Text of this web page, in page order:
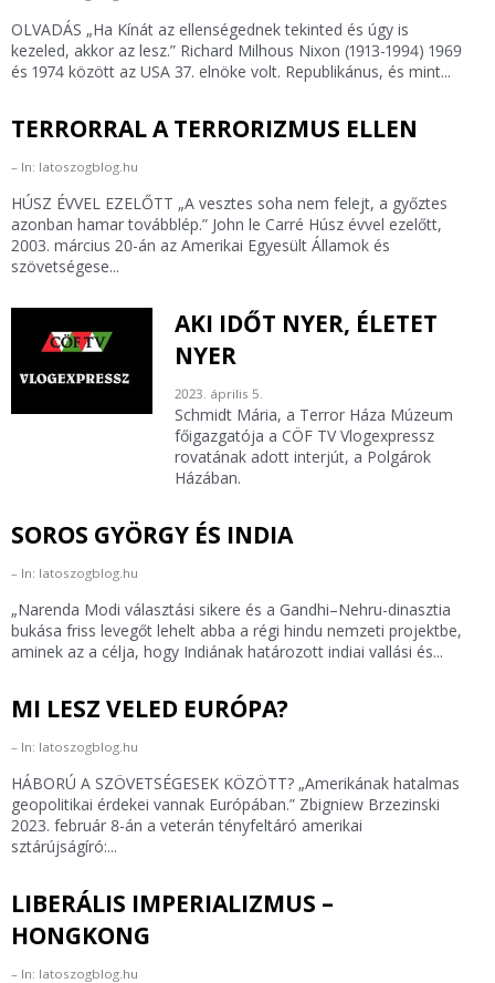
OLVADÁS „Ha Kínát az ellenségednek tekinted és úgy is
kezeled, akkor az lesz.” Richard Milhous Nixon (1913-1994) 1969
és 1974 között az USA 37. elnöke volt. Republikánus, és mint...
TERRORRAL A TERRORIZMUS ELLEN
In: latoszogblog.hu
HÚSZ ÉVVEL EZELŐTT „A vesztes soha nem felejt, a győztes
azonban hamar továbblép.” John le Carré Húsz évvel ezelőtt,
2003. március 20-án az Amerikai Egyesült Államok és
szövetségese...
AKI IDŐT NYER, ÉLETET
NYER
2023. április 5.
Schmidt Mária, a Terror Háza Múzeum
főigazgatója a CÖF TV Vlogexpressz
rovatának adott interjút, a Polgárok
Házában.
SOROS GYÖRGY ÉS INDIA
In: latoszogblog.hu
„Narenda Modi választási sikere és a Gandhi–Nehru-dinasztia
bukása friss levegőt lehelt abba a régi hindu nemzeti projektbe,
aminek az a célja, hogy Indiának határozott indiai vallási és...
MI LESZ VELED EURÓPA?
In: latoszogblog.hu
HÁBORÚ A SZÖVETSÉGESEK KÖZÖTT? „Amerikának hatalmas
geopolitikai érdekei vannak Európában.” Zbigniew Brzezinski
2023. február 8-án a veterán tényfeltáró amerikai
sztárújságíró:...
LIBERÁLIS IMPERIALIZMUS –
HONGKONG
In: latoszogblog.hu